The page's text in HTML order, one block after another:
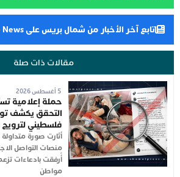
تابع آخر الأخبار من شمال بريس على Google News
مقالات ذات صلة
5 أغسطس 2026
حملة إعلامية
التحقق يكشف
فلسطيني لترويج
أثارت صورة
منصات التواصل
أُرفقت بادعاءات
مواطن